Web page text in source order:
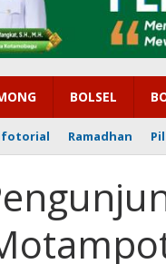
BOLSEL
Ramadhan